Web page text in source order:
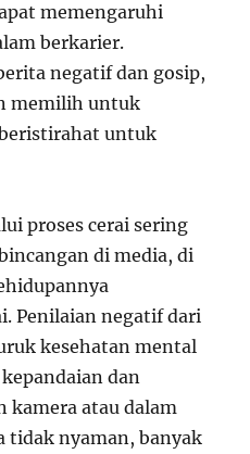
memengaruhi
berkarier.
negatif dan gosip,
memilih untuk
untuk
proses cerai sering
di media, di
Penilaian negatif dari
kesehatan mental
dan
kamera atau dalam
tidak nyaman, banyak